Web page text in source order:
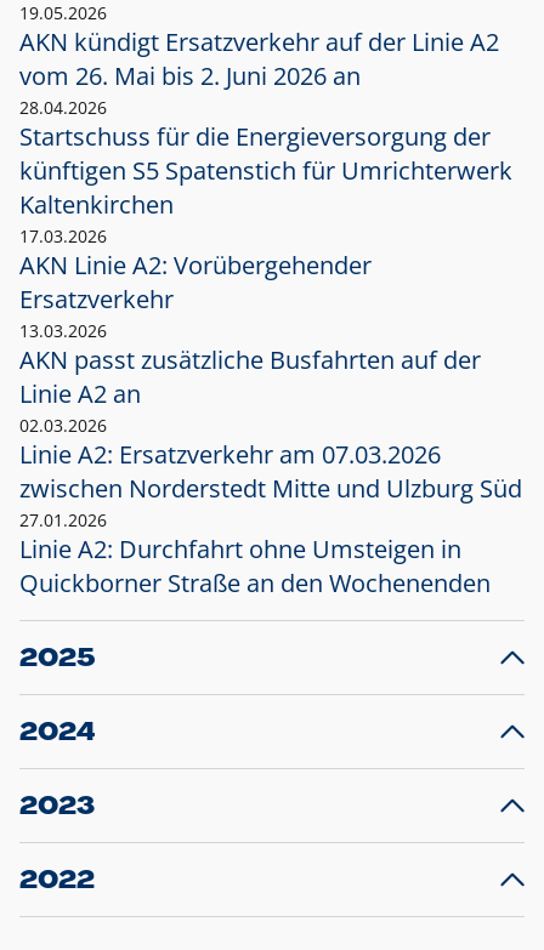
19.05.2026
AKN kündigt Ersatzverkehr auf der Linie A2
vom 26. Mai bis 2. Juni 2026 an
28.04.2026
Startschuss für die Energieversorgung der
künftigen S5 Spatenstich für Umrichterwerk
Kaltenkirchen
17.03.2026
AKN Linie A2: Vorübergehender
Ersatzverkehr
13.03.2026
AKN passt zusätzliche Busfahrten auf der
Linie A2 an
02.03.2026
Linie A2: Ersatzverkehr am 07.03.2026
zwischen Norderstedt Mitte und Ulzburg Süd
27.01.2026
Linie A2: Durchfahrt ohne Umsteigen in
Quickborner Straße an den Wochenenden
2025
23.12.2025
Projekt S5: Start der Bauarbeiten am
2024
10.12.2024
Großprojekt S5: Sperrung der Bahnstraße in
2023
20.12.2023
Schleswig-Holstein verlängert den
2022
22.12.2022